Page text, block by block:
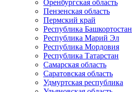
Оренбургская область
Пензенская область
Пермский край
Республика Башкортостан
Республика Марий Эл
Республика Мордовия
Республика Татарстан
Самарская область
Саратовская область
Удмуртская республика